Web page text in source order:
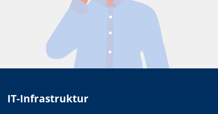
IT-Infrastruktur